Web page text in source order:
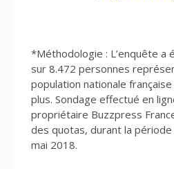
*Méthodologie : L’enquête a
sur 8.472 personnes
population nationale
plus. Sondage effectué en
propriétaire Buzzpress
des quotas, durant la
mai 2018.